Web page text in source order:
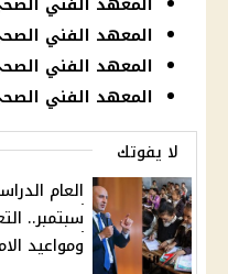
المعهد الفني
المعهد الفني
المعهد الفني
لا يفوتك
سبتمبر..
ومواعيد